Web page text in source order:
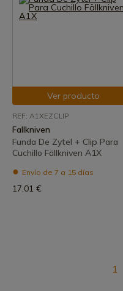
Ver producto
REF: A1XEZCLIP
Fallkniven
Funda De Zytel + Clip Para
Cuchillo Fällkniven A1X
Envío de 7 a 15 días
17,01 €
1